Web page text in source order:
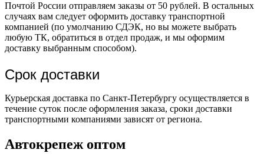
Почтой России отправляем заказы от 50 рублей. В остальных
случаях вам следует оформить доставку транспортной
компанией (по умолчанию СДЭК, но вы можете выбрать
любую ТК, обратиться в отдел продаж, и мы оформим
доставку выбранным способом).
Срок доставки
Курьерская доставка по Санкт-Петербургу осуществляется в
течение суток после оформления заказа, сроки доставки
транспортными компаниями зависят от региона.
Автокрепеж оптом